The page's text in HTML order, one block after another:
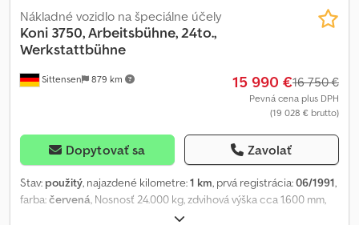
Sittensen 879 km
Nákladné vozidlo na špeciálne účely
Koni 3750, Arbeitsbühne, 24to.,
Werkstattbühne
15 990 €16 750 €
Pevná cena plus DPH
(19 028 € brutto)
Dopytovať sa Zavolať
Stav: použitý, najazdené kilometre:1 km, prvá registrácia:06/1991,
farba:červená, Nosnosť 24.000 kg, zdvihová výška cca 1.600 mm,
rozchod koľají: 800 mm, elektrické pripojenie: 400 V, výkon 2x2,2